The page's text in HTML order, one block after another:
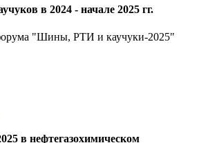
в 2024 - начале 2025 гг.
"Шины, РТИ и каучуки-2025"
в нефтегазохимическом